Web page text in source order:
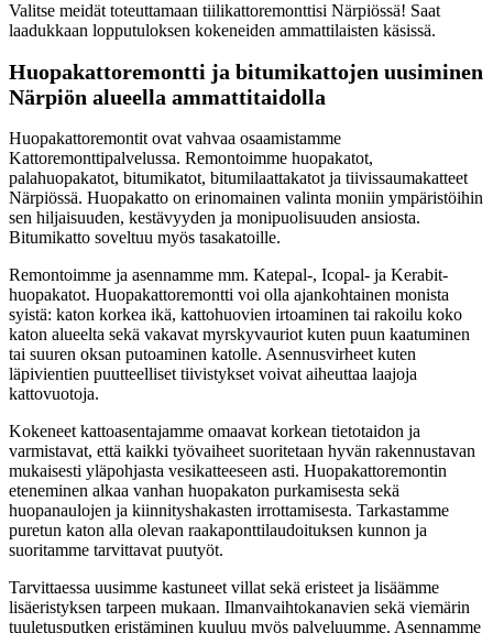
Valitse meidät toteuttamaan tiilikattoremonttisi Närpiössä! Saat
laadukkaan lopputuloksen kokeneiden ammattilaisten käsissä.
Huopakattoremontti ja bitumikattojen uusiminen
Närpiön alueella ammattitaidolla
Huopakattoremontit ovat vahvaa osaamistamme
Kattoremonttipalvelussa. Remontoimme huopakatot,
palahuopakatot, bitumikatot, bitumilaattakatot ja tiivissaumakatteet
Närpiössä. Huopakatto on erinomainen valinta moniin ympäristöihin
sen hiljaisuuden, kestävyyden ja monipuolisuuden ansiosta.
Bitumikatto soveltuu myös tasakatoille.
Remontoimme ja asennamme mm. Katepal-, Icopal- ja Kerabit-
huopakatot. Huopakattoremontti voi olla ajankohtainen monista
syistä: katon korkea ikä, kattohuovien irtoaminen tai rakoilu koko
katon alueelta sekä vakavat myrskyvauriot kuten puun kaatuminen
tai suuren oksan putoaminen katolle. Asennusvirheet kuten
läpivientien puutteelliset tiivistykset voivat aiheuttaa laajoja
kattovuotoja.
Kokeneet kattoasentajamme omaavat korkean tietotaidon ja
varmistavat, että kaikki työvaiheet suoritetaan hyvän rakennustavan
mukaisesti yläpohjasta vesikatteeseen asti. Huopakattoremontin
eteneminen alkaa vanhan huopakaton purkamisesta sekä
huopanaulojen ja kiinnityshakasten irrottamisesta. Tarkastamme
puretun katon alla olevan raakaponttilaudoituksen kunnon ja
suoritamme tarvittavat puutyöt.
Tarvittaessa uusimme kastuneet villat sekä eristeet ja lisäämme
lisäeristyksen tarpeen mukaan. Ilmanvaihtokanavien sekä viemärin
tuuletusputken eristäminen kuuluu myös palveluumme. Asennamme